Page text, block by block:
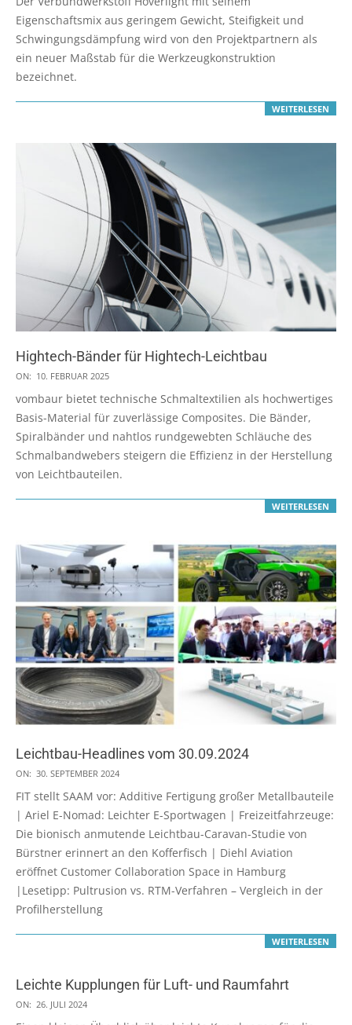
11
Eigenschaftsmix aus geringem Gewicht, Steifigkeit und
Schwingungsdämpfung wird von den Projektpartnern als
ein neuer Maßstab für die Werkzeugkonstruktion
bezeichnet.
WEITERLESEN
Hightech-Bänder für Hightech-Leichtbau
2025-
10
ON: 10. FEBRUAR 2025
vombaur bietet technische Schmaltextilien als hochwertiges
Basis-Material für zuverlässige Composites. Die Bänder,
Spiralbänder und nahtlos rundgewebten Schläuche des
Schmalbandwebers steigern die Effizienz in der Herstellung
von Leichtbauteilen.
WEITERLESEN
Leichtbau-Headlines vom 30.09.2024
2024-
09-
30
ON: 30. SEPTEMBER 2024
FIT stellt SAAM vor: Additive Fertigung großer Metallbauteile
| Ariel E-Nomad: Leichter E-Sportwagen | Freizeitfahrzeuge:
Die bionisch anmutende Leichtbau-Caravan-Studie von
Bürstner erinnert an den Kofferfisch | Diehl Aviation
eröffnet Customer Collaboration Space in Hamburg
|Lesetipp: Pultrusion vs. RTM-Verfahren – Vergleich in der
Profilherstellung
WEITERLESEN
Leichte Kupplungen für Luft- und Raumfahrt
2024-
07-
ON: 26. JULI 2024